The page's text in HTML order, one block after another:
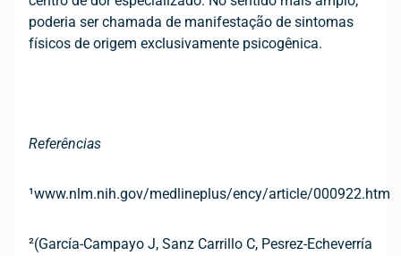
poderia ser chamada de manifestação de sintomas
físicos de origem exclusivamente psicogênica.
Referências
¹www.nlm.nih.gov/medlineplus/ency/article/000922.htm
²(García-Campayo J, Sanz Carrillo C, Pesrez-Echeverría